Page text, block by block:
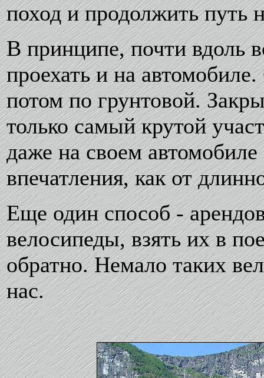
поход и продолжить путь
В принципе, почти вдоль
проехать и на
потом по грунтовой.
только самый крутой
даже на своем
впечатления, как от
Еще один способ -
велосипеды, взять их в
обратно. Немало таких
нас.